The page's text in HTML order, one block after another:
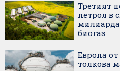
Третият
петрол в
милиарда
биогаз
Европа
толкова